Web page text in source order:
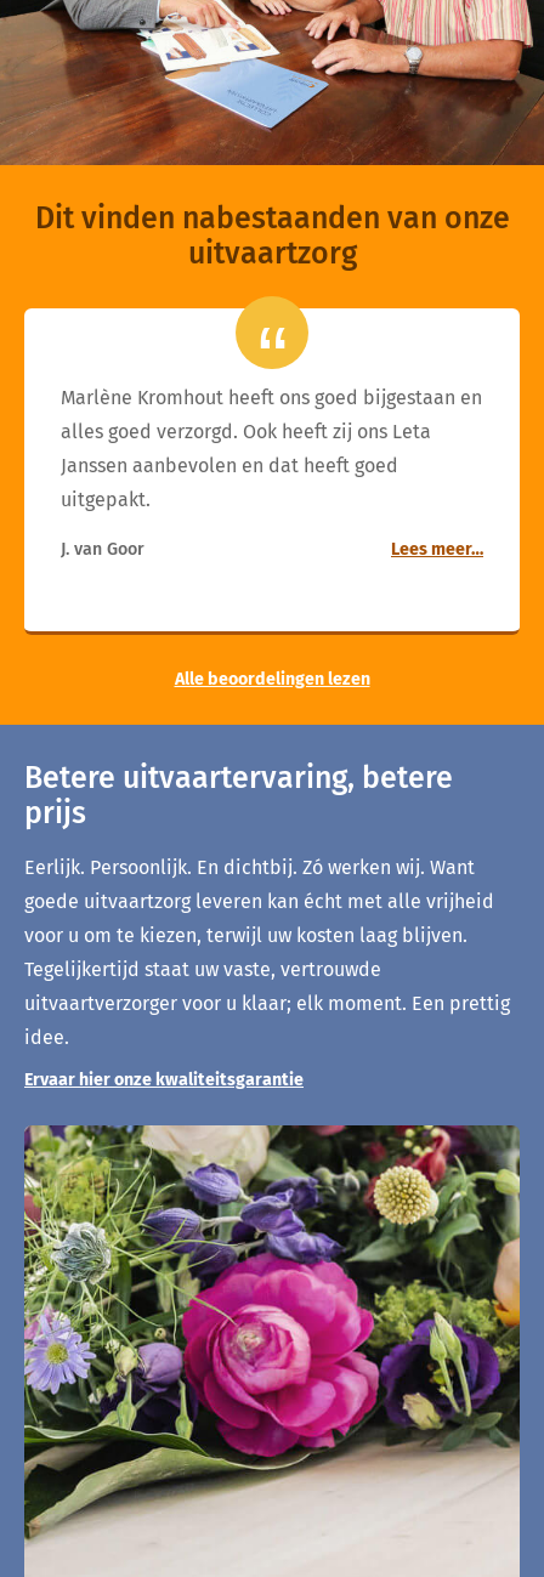
Dit vinden nabestaanden van onze
uitvaartzorg
Marlène Kromhout heeft ons goed bijgestaan en
alles goed verzorgd. Ook heeft zij ons Leta
Janssen aanbevolen en dat heeft goed
uitgepakt.
J. van Goor Lees meer…
Alle beoordelingen lezen
Betere uitvaartervaring, betere
prijs
Eerlijk. Persoonlijk. En dichtbij. Zó werken wij. Want
goede uitvaartzorg leveren kan écht met alle vrijheid
voor u om te kiezen, terwijl uw kosten laag blijven.
Tegelijkertijd staat uw vaste, vertrouwde
uitvaartverzorger voor u klaar; elk moment. Een prettig
idee.
Ervaar hier onze kwaliteitsgarantie